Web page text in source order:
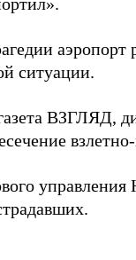
аэропорт
ситуации.
ВЗГЛЯД,